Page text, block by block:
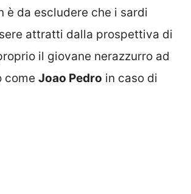
è da escludere che i sardi
attratti dalla prospettiva di
il giovane nerazzurro ad
come Joao Pedro in caso di